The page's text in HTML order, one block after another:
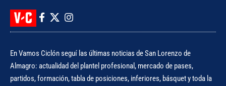
En Vamos Ciclón seguí las últimas noticias de San Lorenzo de
Almagro: actualidad del plantel profesional, mercado de pases,
partidos, formación, tabla de posiciones, inferiores, básquet y toda la